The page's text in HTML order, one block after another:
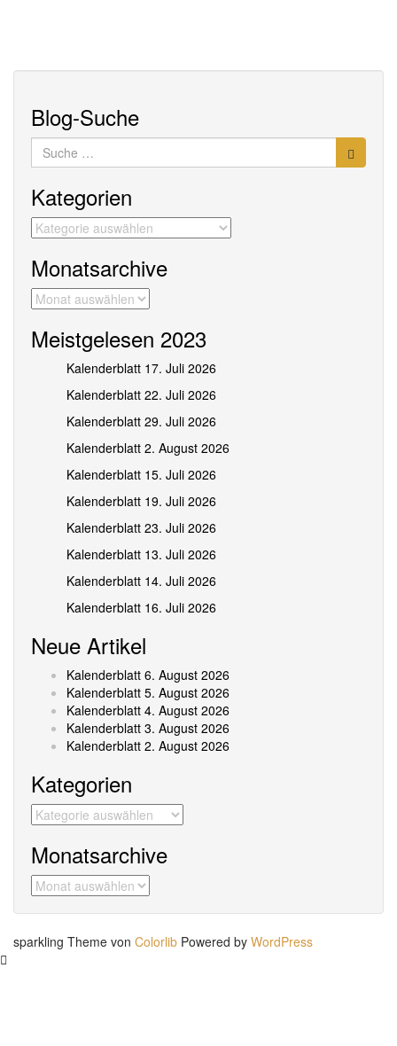
Blog-Suche
Suche
nach:
Kategorien
Kategorien
Monatsarchive
Monatsarchive
Meistgelesen 2023
Kalenderblatt 17. Juli 2026
Kalenderblatt 22. Juli 2026
Kalenderblatt 29. Juli 2026
Kalenderblatt 2. August 2026
Kalenderblatt 15. Juli 2026
Kalenderblatt 19. Juli 2026
Kalenderblatt 23. Juli 2026
Kalenderblatt 13. Juli 2026
Kalenderblatt 14. Juli 2026
Kalenderblatt 16. Juli 2026
Neue Artikel
Kalenderblatt 6. August 2026
Kalenderblatt 5. August 2026
Kalenderblatt 4. August 2026
Kalenderblatt 3. August 2026
Kalenderblatt 2. August 2026
Kategorien
Kategorien
Monatsarchive
Monatsarchive
sparkling Theme von Colorlib Powered by WordPress